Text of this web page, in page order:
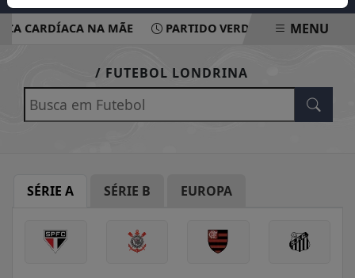
CARDÍACA NA MÃE PARTIDO VERDE OFICIALIZA
MENU
/ FUTEBOL LONDRINA
SÉRIE A SÉRIE B EUROPA